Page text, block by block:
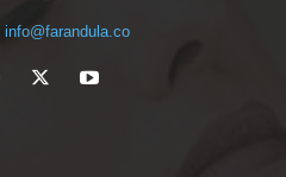
info@farandula.co